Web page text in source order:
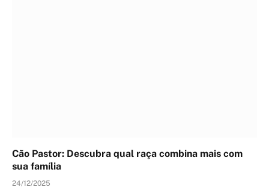
Cão Pastor: Descubra qual raça combina mais com
sua família
24/12/2025